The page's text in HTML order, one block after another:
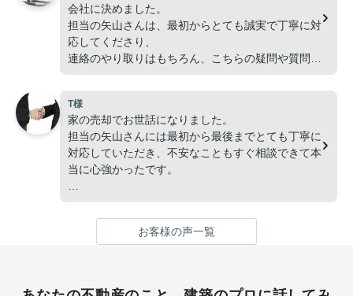
会社に決めました。
担当の矢山さんは、最初からとても誠実で丁寧に対
応してくださり、
連絡のやり取りはもちろん、こちらの疑問や質問に
T様
家の売却でお世話になりました。
担当の矢山さんには最初から最後までとても丁寧に
対応していただき、不安なこともすぐ相談できて本
当に心強かったです。
で、安心してお任せすることができました。
おかげさまで無事に売却でき、感謝の気持ちでいっ
信頼できる不動産会社・担当者さんです。
お客様の声一覧